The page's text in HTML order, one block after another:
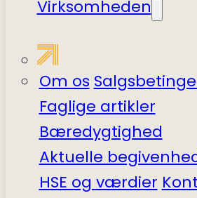
Virksomheden
Om os
Faglige artikler
Bæredygtighed
Aktuelle
HSE og værdier